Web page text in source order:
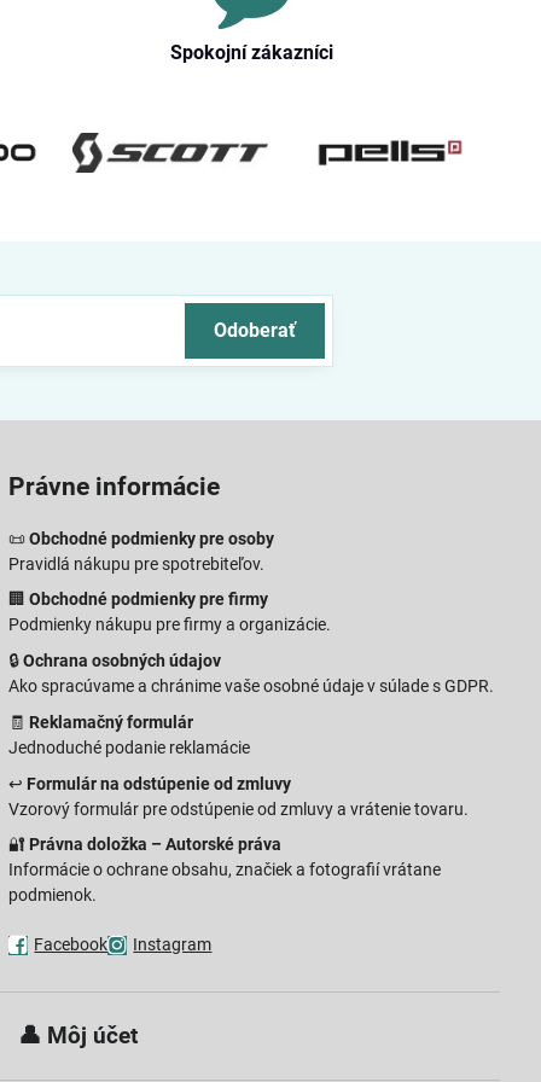
Spokojní zákazníci
Odoberať
Právne informácie
📜Obchodné podmienky pre osoby
Pravidlá nákupu pre spotrebiteľov.
🏢Obchodné podmienky pre firmy
Podmienky nákupu pre firmy a organizácie.
🔒Ochrana osobných údajov
Ako spracúvame a chránime vaše osobné údaje v súlade s GDPR.
🧾 Reklamačný formulár
Jednoduché podanie reklamácie
↩️ Formulár na odstúpenie od zmluvy
Vzorový formulár pre odstúpenie od zmluvy a vrátenie tovaru.
🔐 Právna doložka – Autorské práva
Informácie o ochrane obsahu, značiek a fotografií vrátane
podmienok.
Facebook Instagram
👤 Môj účet